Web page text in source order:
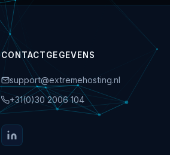
CONTACTGEGEVENS
support@extremehosting.nl
+31(0)30 2006 104